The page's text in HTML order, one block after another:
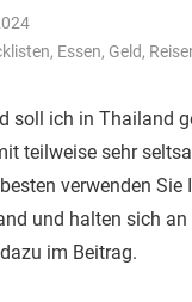
Matt
, Essen, Geld,
soll ich in Thailand
teilweise sehr
verwenden Sie
und halten sich
im Beitrag.